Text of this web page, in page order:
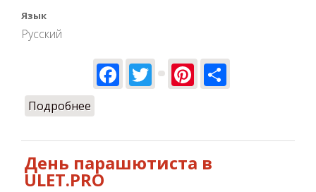
Язык
Русский
Facebook
TwitterPinterest
Подробнее
День парашютиста в
ULET.PRO